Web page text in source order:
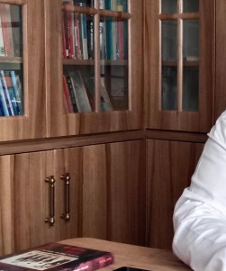
Akçakoca, Geleneksel
Şampiyonası’na ev